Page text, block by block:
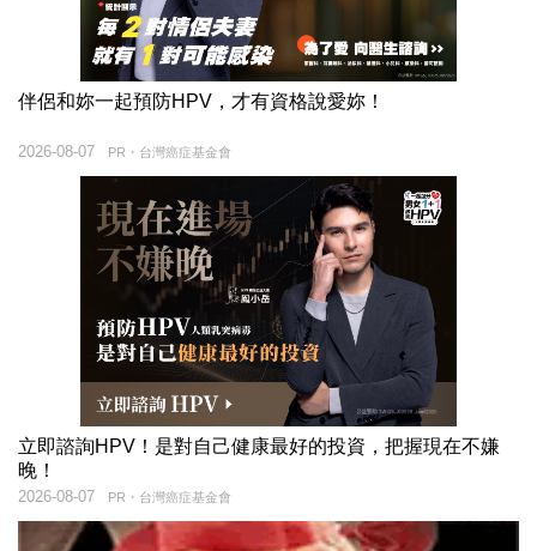
伴侶和妳一起預防HPV，才有資格說愛妳！
PR・台灣癌症基金會
2026-08-07
立即諮詢HPV！是對自己健康最好的投資，把握現在不嫌
晚！
PR・台灣癌症基金會
2026-08-07